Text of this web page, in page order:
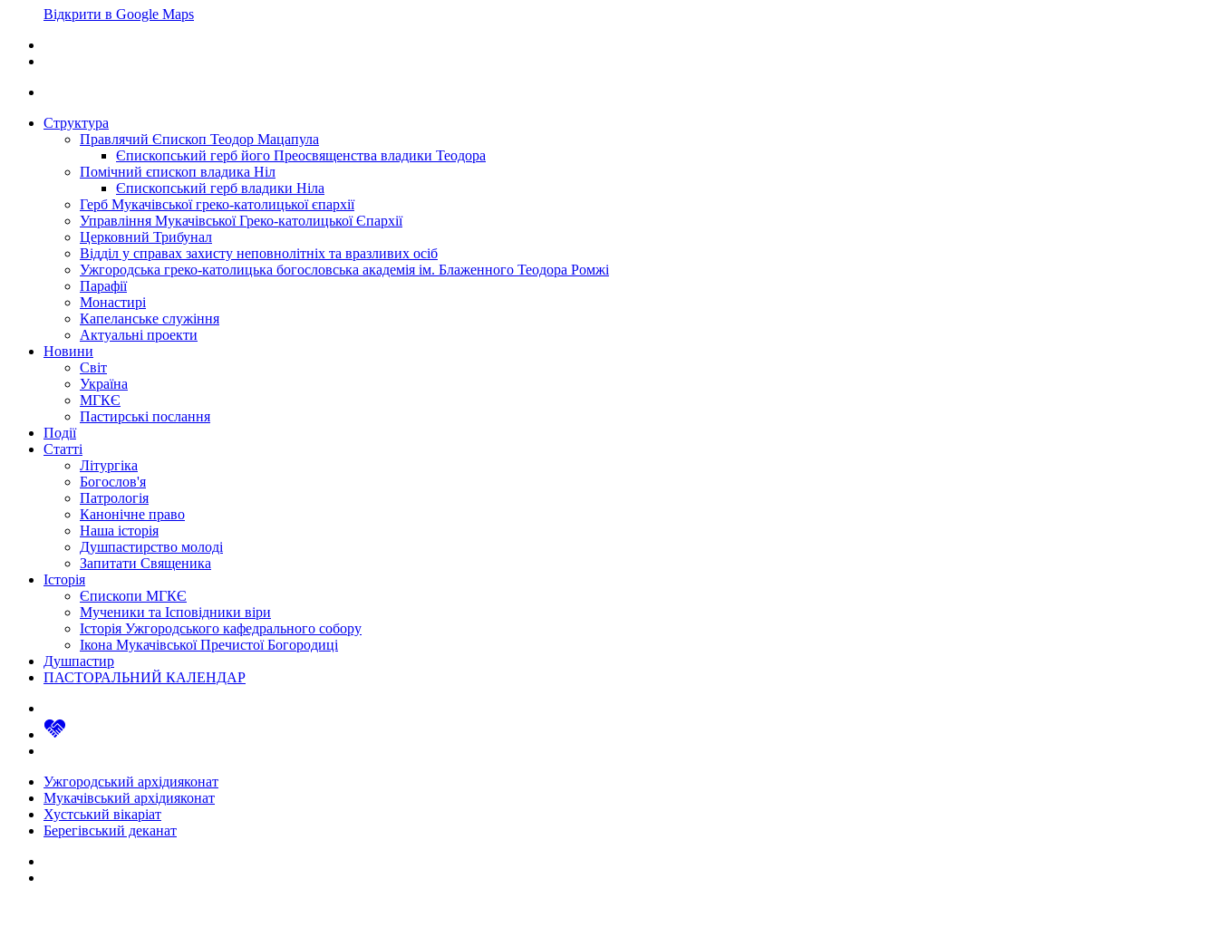
Відкрити в Google Maps
Структура
Правлячий Єпископ Теодор Мацапула
Єпископський герб його Преосвященства владики Теодора
Помічний єпископ владика Ніл
Єпископський герб владики Ніла
Герб Мукачівської греко-католицької єпархії
Управління Мукачівської Греко-католицької Єпархії
Церковний Трибунал
Відділ у справах захисту неповнолітніх та вразливих осіб
Ужгородська греко-католицька богословська академія ім. Блаженного Теодора Ромжі
Парафії
Монастирі
Капеланське служіння
Актуальні проекти
Новини
Світ
Україна
МГКЄ
Пастирські послання
Події
Статті
Літургіка
Богослов'я
Патрологія
Канонічне право
Наша історія
Душпастирство молоді
Запитати Священика
Історія
Єпископи МГКЄ
Мученики та Ісповідники віри
Історія Ужгородського кафедрального собору
Ікона Мукачівської Пречистої Богородиці
Душпастир
ПАСТОРАЛЬНИЙ КАЛЕНДАР
Ужгородський архідияконат
Мукачівський архідияконат
Хустський вікаріат
Берегівський деканат